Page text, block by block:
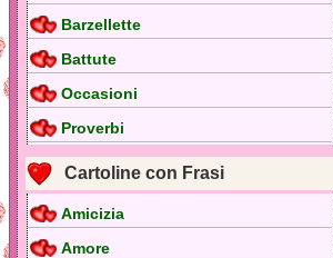
Barzellette
Battute
Occasioni
Proverbi
Cartoline con Frasi
Amicizia
Amore